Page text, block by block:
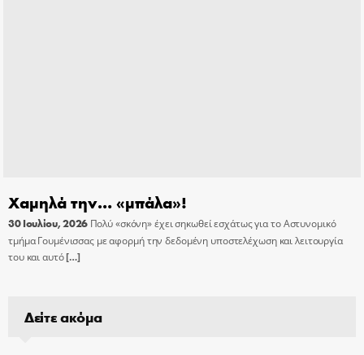
Χαμηλά την… «μπάλα»!
30 Ιουλίου, 2026 Πολύ «σκόνη» έχει σηκωθεί εσχάτως για το Αστυνομικό
τμήμα Γουμένισσας με αφορμή την δεδομένη υποστελέχωση και λειτουργία
του και αυτό[…]
Δείτε ακόμα